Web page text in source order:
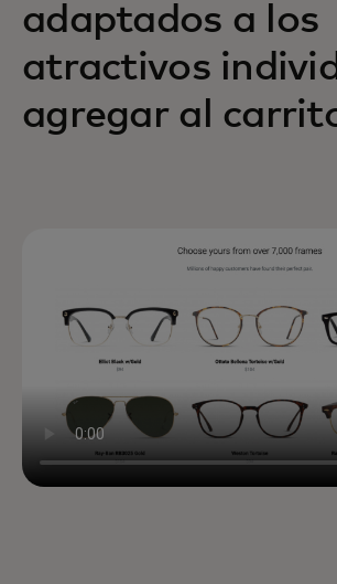
adaptados a los
atractivos
agregar al